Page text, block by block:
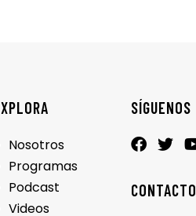
Nosotros
Programas
Podcast
Videos
SÍGUENOS
CONTACTO